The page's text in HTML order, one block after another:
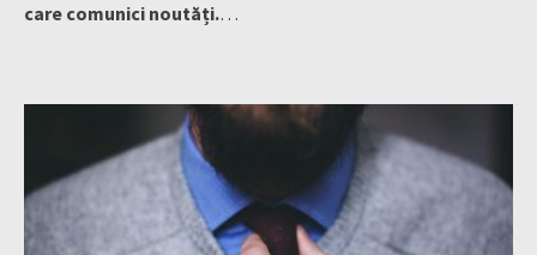
care comunici noutăți.…